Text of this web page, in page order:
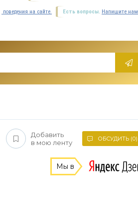
Есть вопросы. Напишите
поведения на сайте.
Добавить
в мою ленту
ОБСУДИТЬ (0)
Мы в